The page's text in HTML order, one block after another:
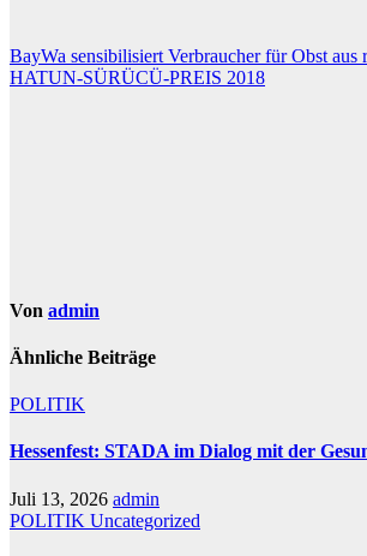
Beitragsnavigation
BayWa sensibilisiert Verbraucher für Obst aus
HATUN-SÜRÜCÜ-PREIS 2018
Von admin
Ähnliche Beiträge
POLITIK
Hessenfest: STADA im Dialog mit der
Juli 13, 2026 admin
POLITIK Uncategorized